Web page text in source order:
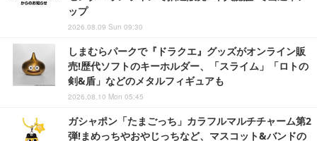
ップ
2026.08.09 Sun 09:30
しまむらパークで『ドラクエ』グッズがオンライン販
売!歴代ソフトのキーホルダー、「スライム」「ロトの
剣&盾」などのメタルフィギュアも
2026.08.10 Mon 05:45
ガシャポン「たまごっち」カラフルマルチチャーム第2
弾!まめっちやおやじっちなど、マスコット&バンドの